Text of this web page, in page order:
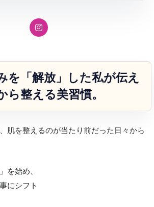
を「解放」した私が伝え
ら整える美習慣。
肌を整えるのが当たり前だった日々から
を始め、
にシフト